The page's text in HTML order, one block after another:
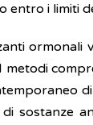
entro i limiti
ormonali
metodi
sostanze